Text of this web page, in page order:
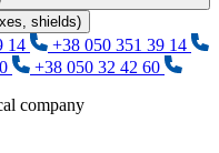
shields)
14
+38 050 351 39 14
+38 050 32 42 60
company